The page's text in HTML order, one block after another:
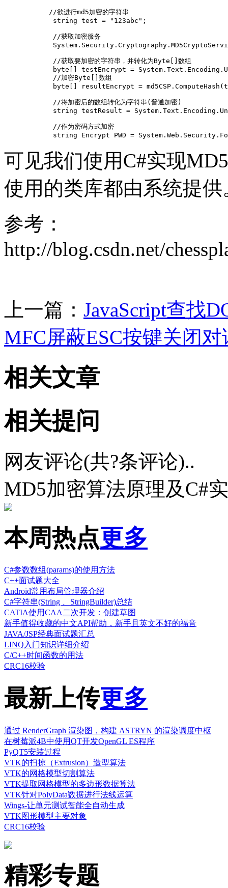
           //欲进行md5加密的字符串
            string test = "123abc";
            //获取加密服务
            //获取要加密的字符串，并转化为Byte[]数组
byte[] testEncrypt =
            //加密Byte[]数组
byte[] resultEncrypt =
            //将加密后的数组转化为字符串(普通加密)
string testResult =
            //作为密码方式加密
string Encrypt PWD =
可见我们使用C#实现
使用的类库都由系统提供
参考：
http://blog.csdn.net/
上一篇： JavaScript查找
MFC屏蔽ESC按键关闭对
相关文章
相关提问
网友评论(共?条评论)..
MD5加密算法原理及C#
本周热点更多
C#参数数组(params)的使用方法
C++面试题大全
Android常用布局管理器介绍
C#字符串(String 、StringBuilder)总结
CATIA使用CAA二次开发：创建草图
新手值得收藏的中文API帮助，新手且英文不好的福音
JAVA/JSP经典面试题汇总
LINQ入门知识详细介绍
C/C++时间函数的用法
CRC16校验
最新上传更多
通过 RenderGraph 渲染图，构建 ASTRYN 的渲染调度中枢
在树莓派4B中使用QT开发OpenGL ES程序
PyQT5安装过程
VTK的扫掠（Extrusion）造型算法
VTK的网格模型切割算法
VTK提取网格模型的多边形数据算法
VTK针对PolyData数据进行法线运算
Wings-让单元测试智能全自动生成
VTK图形模型主要对象
CRC16校验
精彩专题